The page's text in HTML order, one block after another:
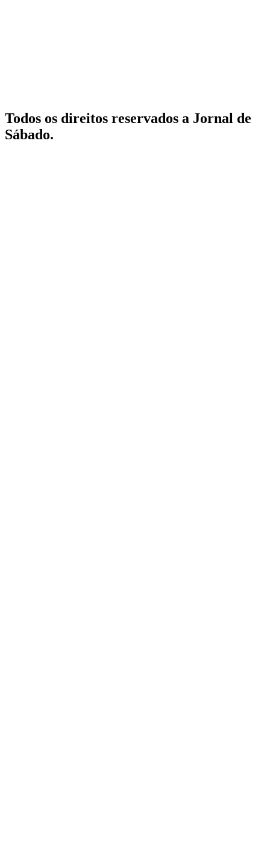
Todos os direitos reservados a Jornal de
Sábado.